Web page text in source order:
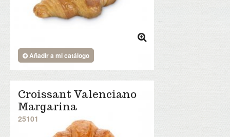
Añadir a mi catálogo
Croissant Valenciano
Margarina
25101